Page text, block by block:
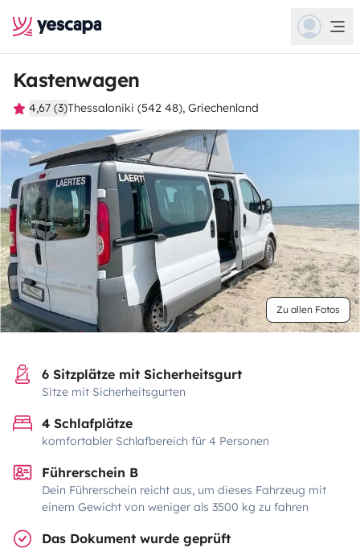
Kastenwagen
4,67 (3)Thessaloniki (542 48), Griechenland
Zu allen Fotos
6 Sitzplätze mit Sicherheitsgurt
Sitze mit Sicherheitsgurten
4 Schlafplätze
komfortabler Schlafbereich für 4 Personen
Führerschein B
Dein Führerschein reicht aus, um dieses Fahrzeug mit
einem Gewicht von weniger als 3500 kg zu fahren
Das Dokument wurde geprüft